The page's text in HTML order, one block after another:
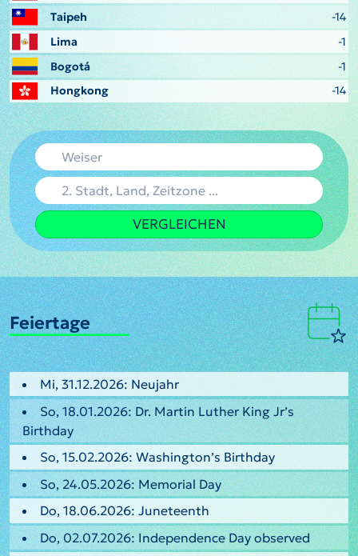
Taipeh
-14
Lima
-1
Bogotá
-1
Hongkong
-14
VERGLEICHEN
Feiertage
Mi, 31.12.2026: Neujahr
So, 18.01.2026: Dr. Martin Luther King Jr’s
Birthday
So, 15.02.2026: Washington’s Birthday
So, 24.05.2026: Memorial Day
Do, 18.06.2026: Juneteenth
Do, 02.07.2026: Independence Day observed